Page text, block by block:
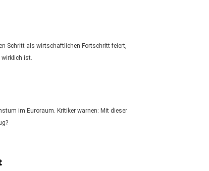
Schritt als wirtschaftlichen Fortschritt feiert,
wirklich ist.
im Euroraum. Kritiker warnen: Mit dieser